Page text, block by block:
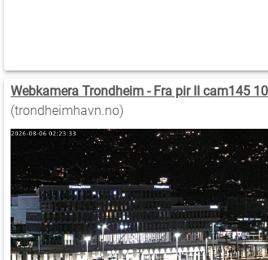
Webkamera Trondheim - Fra pir II cam145
(trondheimhavn.no)